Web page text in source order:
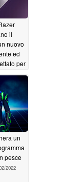
il
nuovo
ed
per
13/2022
un
pesce
2022